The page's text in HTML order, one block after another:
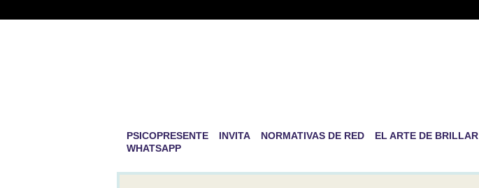
PSICOPRESENTE INVITA NORMATIVAS DE RED EL ARTE DE BRILLAR
WHATSAPP